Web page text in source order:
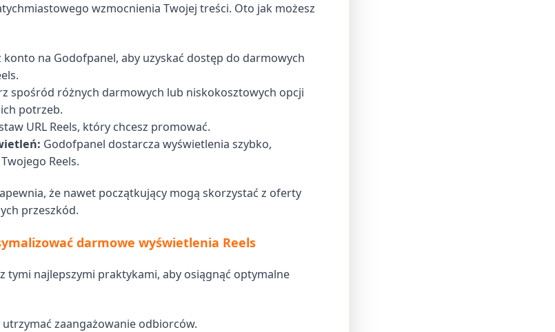
wzmocnienia Twojej treści. Oto jak możesz
konto na Godofpanel, aby uzyskać dostęp do darmowych
spośród różnych darmowych lub niskokosztowych opcji
potrzeb.
URL Reels, który chcesz promować.
Godofpanel dostarcza wyświetlenia szybko,
Reels.
że nawet początkujący mogą skorzystać z oferty
przeszkód.
darmowe wyświetlenia Reels
z tymi najlepszymi praktykami, aby osiągnąć optymalne
zaangażowanie odbiorców.